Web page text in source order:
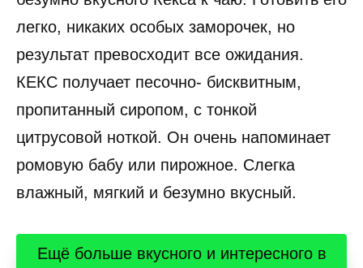
легко, никаких особых заморочек, но
результат превосходит все ожидания.
КЕКС получает песочно- бисквитным,
пропитанный сиропом, с тонкой
цитрусовой ноткой. Он очень напоминает
ромовую бабу или пирожное. Слегка
влажный, мягкий и безумно вкусный.
Ещё больше вкусного и интересного в